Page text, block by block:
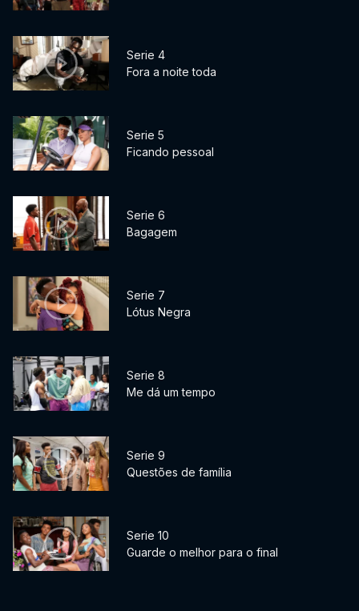
Serie 4
Fora a noite toda
Serie 5
Ficando pessoal
Serie 6
Bagagem
Serie 7
Lótus Negra
Serie 8
Me dá um tempo
Serie 9
Questões de família
Serie 10
Guarde o melhor para o final